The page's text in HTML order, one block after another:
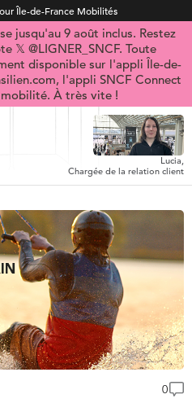
Île-de-France Mobilités
jusqu'au 9 août inclus. Restez
𝕏 @LIGNER_SNCF. Toute
disponible sur l'appli Île-de-
l'appli SNCF Connect
À très vite !
Lucia,
Chargée de la relation client
0